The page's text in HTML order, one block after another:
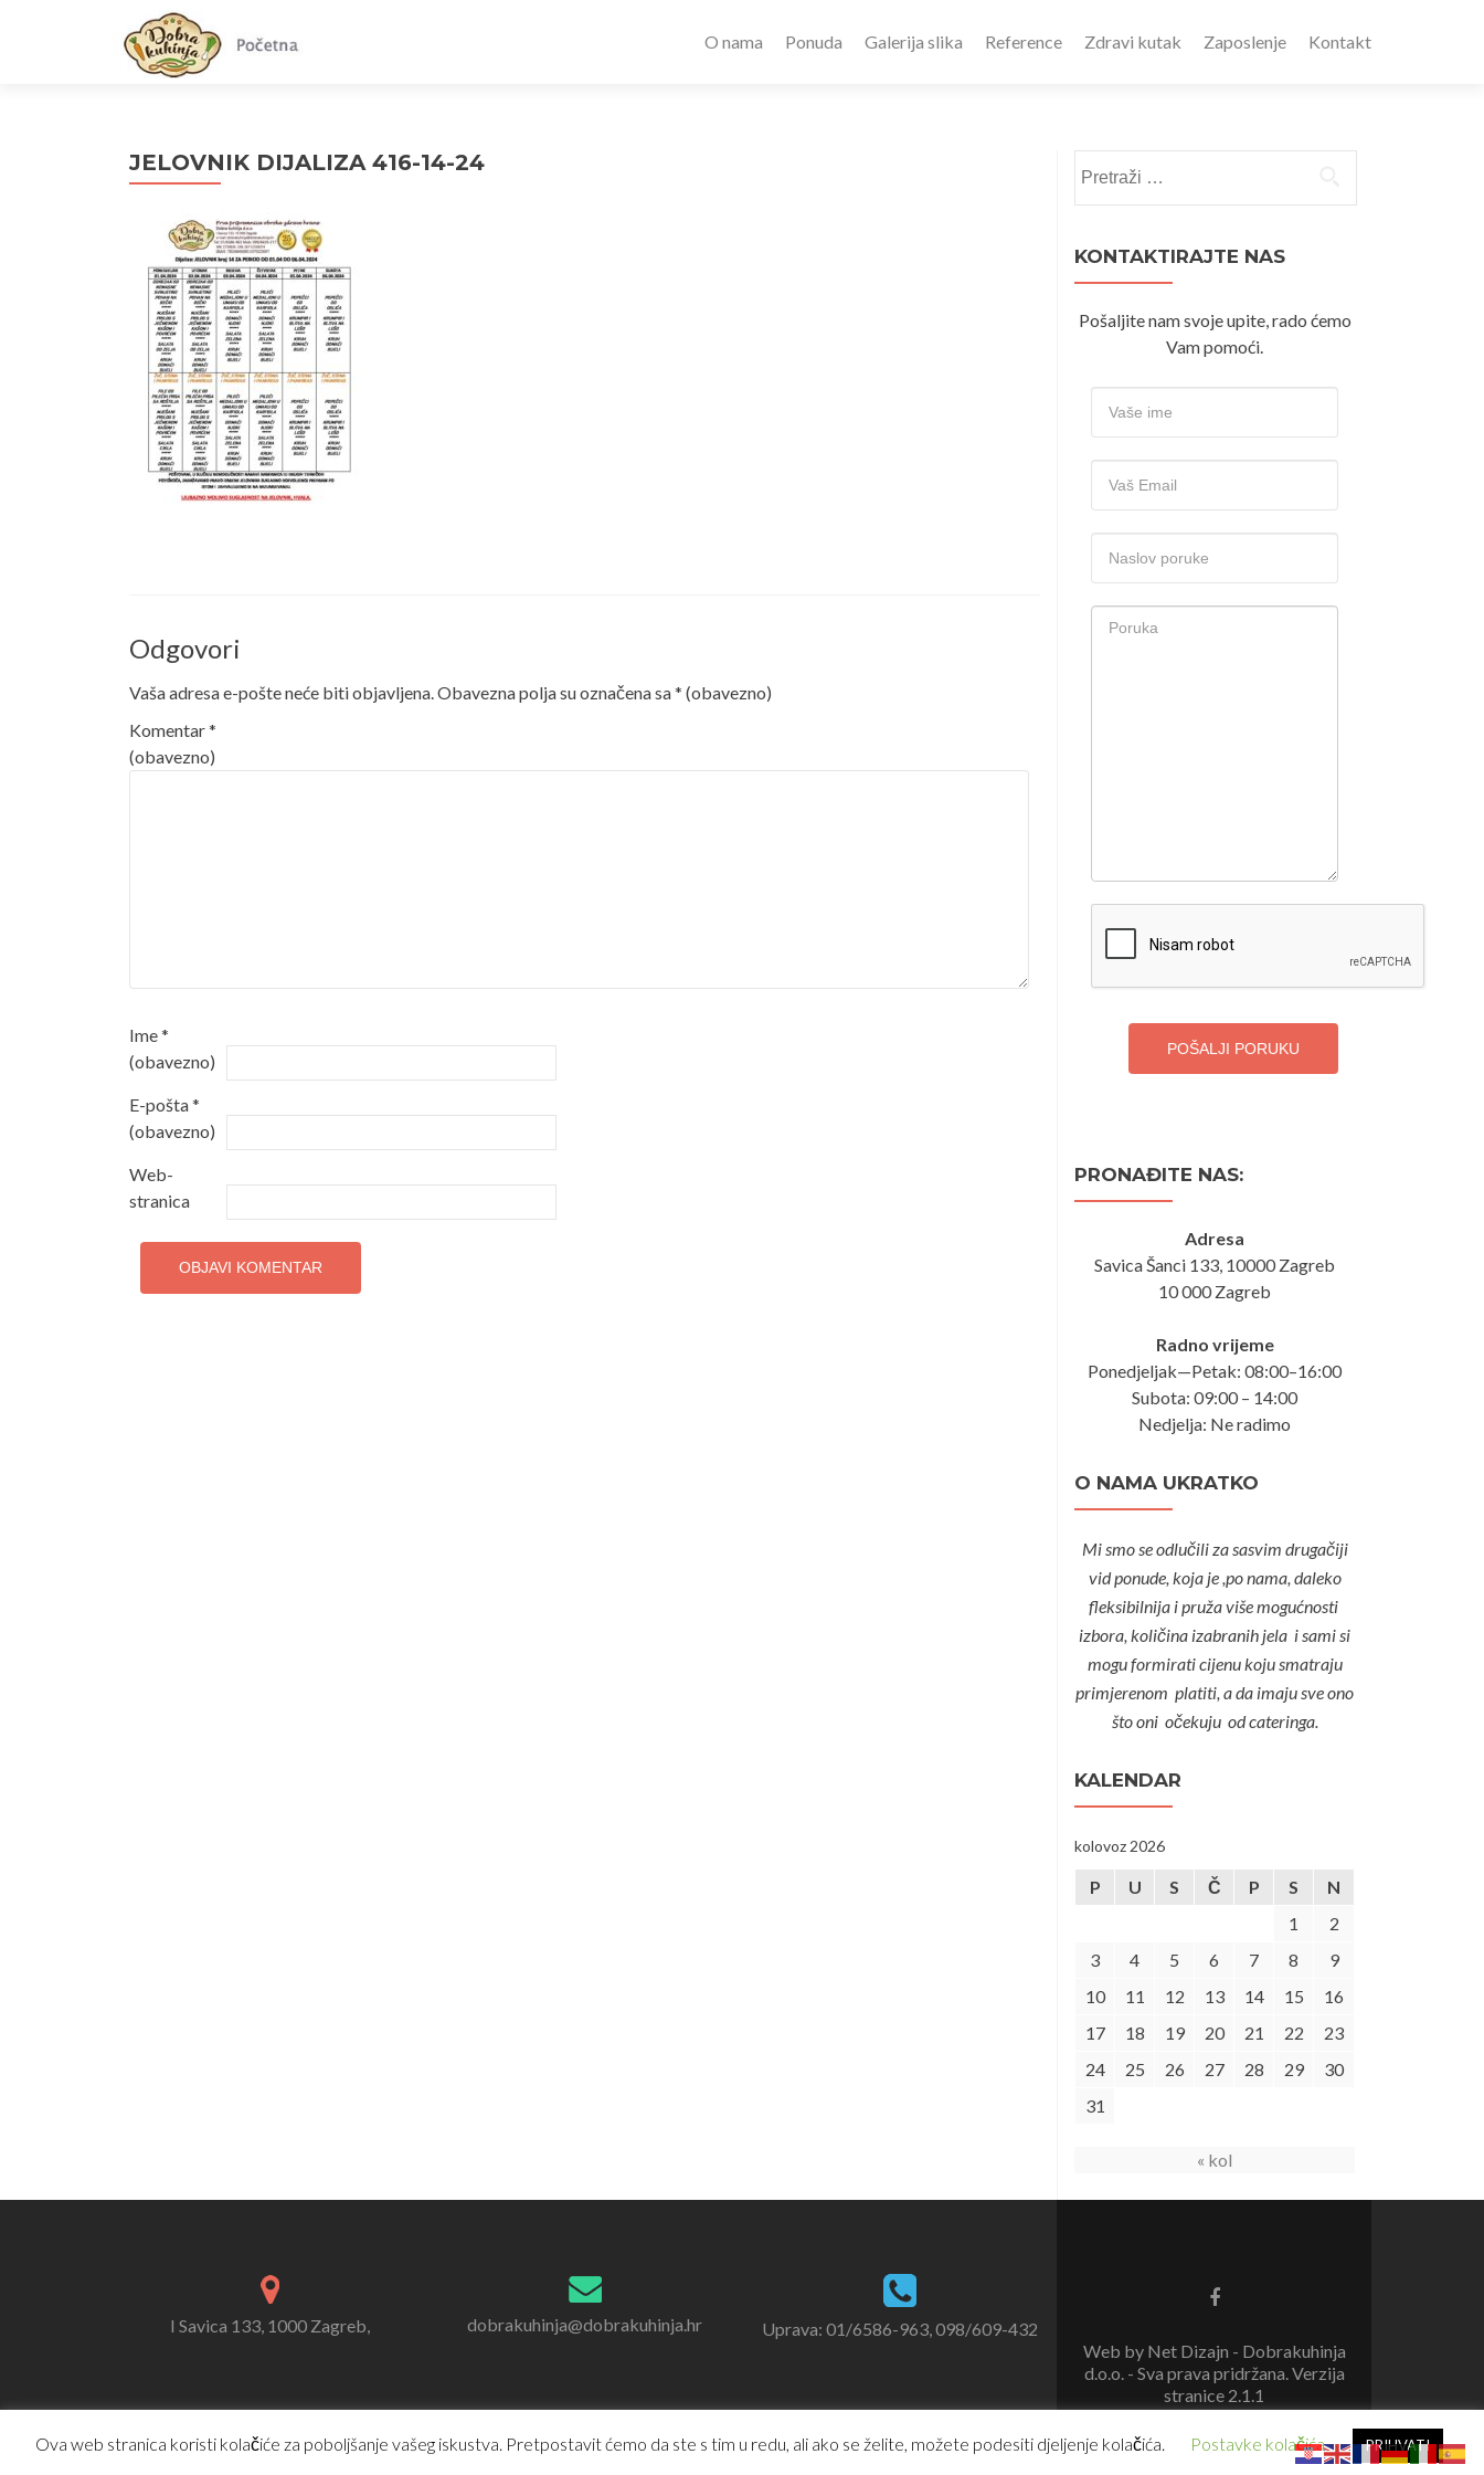
O nama Ponuda Galerija slika Reference Zdravi kutak Zaposlenje Kontakt
JELOVNIK DIJALIZA 416-14-24
Odgovori
Vaša adresa e-pošte neće biti objavljena.Obavezna polja su označena sa* (obavezno)
Komentar*
(obavezno)
Ime*
(obavezno)
E-pošta*
(obavezno)
Web-
stranica
KONTAKTIRAJTE NAS
Pošaljite nam svoje upite, rado ćemo
Vam pomoći.
POŠALJI PORUKU
PRONAĐITE NAS:
Adresa
Savica Šanci 133, 10000 Zagreb
10 000 Zagreb
Radno vrijeme
Ponedjeljak—Petak: 08:00–16:00
Subota: 09:00 – 14:00
Nedjelja: Ne radimo
O NAMA UKRATKO
Mi smo se odlučili za sasvim drugačiji
vid ponude, koja je ,po nama, daleko
fleksibilnija i pruža više mogućnosti
izbora, količina izabranih jela i sami si
mogu formirati cijenu koju smatraju
primjerenom platiti, a da imaju sve ono
što oni očekuju od cateringa.
KALENDAR
kolovoz 2026
P U S Č P S
N
1
2
3
4 5 6 7 8
9
10
11 12 13 14 15
16
17
18 19 20 21 22
23
24
25 26 27 28 29
30
31
« kol
I Savica 133, 1000 Zagreb, dobrakuhinja@dobrakuhinja.hr
Uprava: 01/6586-963, 098/609-432
Web by Net Dizajn - Dobrakuhinja
d.o.o. - Sva prava pridržana. Verzija
stranice 2.1.1
Ova web stranica koristi kolačiće za poboljšanje vašeg iskustva. Pretpostavit ćemo da ste s tim u redu, ali ako se želite, možete podesiti djeljenje kolačića. Postavke kolačića PRIHVATI